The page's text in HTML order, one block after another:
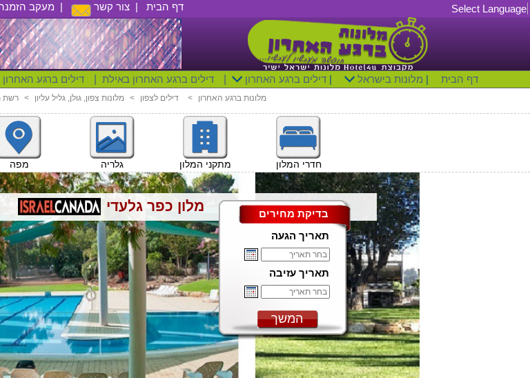
מעקב | צור קשר | דף הבית Select Language
דילים ברגע האחרון דילים ברגע האחרון באילת דילים ברגע האחרון | מלונות בישראל | דף הבית
רשת < מלונות צפון, גולן, גליל עליון < דילים לצפון < מלונות ברגע האחרון
מפה גלריה מתקני המלון חדרי המלון
מלון כפר גלעדי
בדיקת מחירים
תאריך הגעה
תאריך עזיבה
המשך